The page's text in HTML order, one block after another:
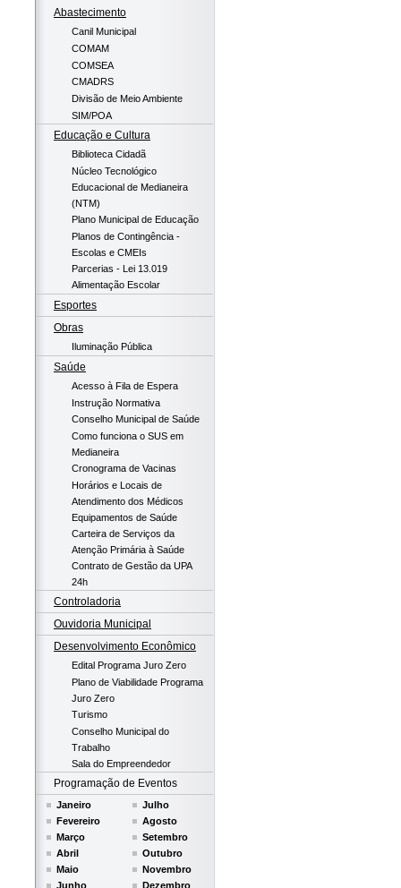
Abastecimento
Canil Municipal
COMAM
COMSEA
CMADRS
Divisão de Meio Ambiente
SIM/POA
Educação e Cultura
Biblioteca Cidadã
Núcleo Tecnológico
Educacional de Medianeira
(NTM)
Plano Municipal de Educação
Planos de Contingência -
Escolas e CMEIs
Parcerias - Lei 13.019
Alimentação Escolar
Esportes
Obras
Iluminação Pública
Saúde
Acesso à Fila de Espera
Instrução Normativa
Conselho Municipal de Saúde
Como funciona o SUS em
Medianeira
Cronograma de Vacinas
Horários e Locais de
Atendimento dos Médicos
Equipamentos de Saúde
Carteira de Serviços da
Atenção Primária à Saúde
Contrato de Gestão da UPA
24h
Controladoria
Ouvidoria Municipal
Desenvolvimento Econômico
Edital Programa Juro Zero
Plano de Viabilidade Programa
Juro Zero
Turismo
Conselho Municipal do
Trabalho
Sala do Empreendedor
Programação de Eventos
Janeiro
Fevereiro
Março
Abril
Maio
Junho
Julho
Agosto
Setembro
Outubro
Novembro
Dezembro